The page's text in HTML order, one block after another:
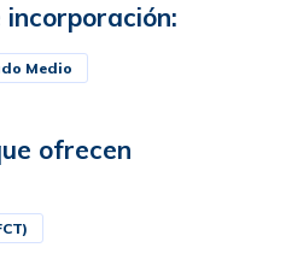
Medio
ofrecen